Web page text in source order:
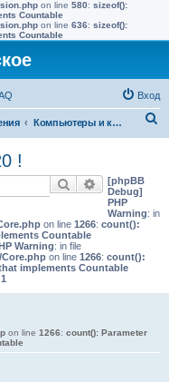
on line 580: sizeof():
Countable
on line 636: sizeof():
Countable
Вход
Компьютеры и комплектующие
!
Поиск
[phpBB
Debug]
PHP
Warning: in
on line 1266: count():
Countable
Warning: in file
on line 1266: count():
implements Countable
1
on line 1266: count(): Parameter